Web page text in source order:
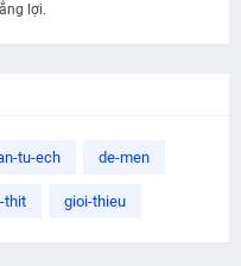
lợi.
tu-ech de-men
thit gioi-thieu